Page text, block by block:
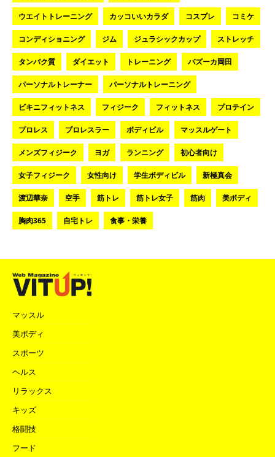
ウエイトトレーニング カッコいいカラダ コスプレ コミケ
コンディショニング ジム ジュラシックカップ ストレッチ
タンパク質 ダイエット トレーニング バズーカ岡田
パーソナルトレーナー パーソナルトレーニング
ビキニフィットネス フィジーク フィットネス プロテイン
プロレス プロレスラー ボディビル マッスルゲート
メンズフィジーク ヨガ ランニング 初心者向け
女子フィジーク 女性向け 学生ボディビル 新極真会
渡辺華奈 空手 筋トレ 筋トレ女子 筋肉 美ボディ
胸肉365 自宅トレ 食事・栄養
マッスル
美ボディ
スポーツ
ヘルス
リラックス
キッズ
格闘技
フード